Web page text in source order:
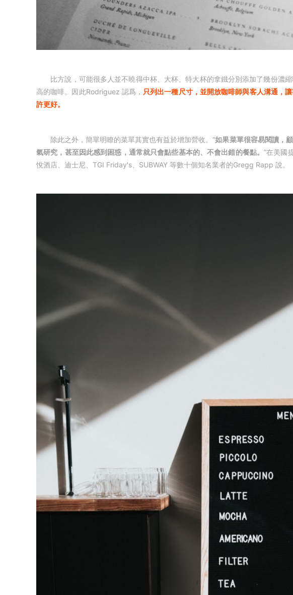
比方說，可能很多人並不曉得中杯、大杯、特大杯的拿鐵分別添加了幾份濃縮
高的咖啡。因此Rodriguez 認爲， 只列出一種尺寸，並開放咖啡師與客人溝通，
許更好。
除此之外，簡單明瞭的菜單其實也有益於增加營收。“如果菜單很容易閱讀，
氣研究，甚至因此感到困惑，通常就只會點些基本的、不會出錯的餐點。”在美國
悅酒店、迪士尼、TGI Friday's、SUBWAY 等數十個知名業者的Gregg Rapp 說。